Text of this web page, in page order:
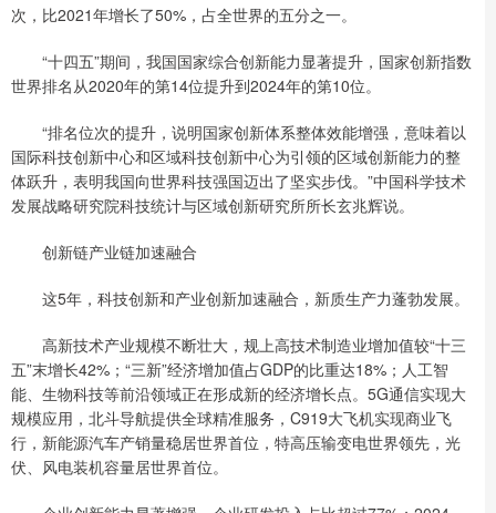
次，比2021年增长了50%，占全世界的五分之一。
“十四五”期间，我国国家综合创新能力显著提升，国家创新指数
世界排名从2020年的第14位提升到2024年的第10位。
“排名位次的提升，说明国家创新体系整体效能增强，意味着以
国际科技创新中心和区域科技创新中心为引领的区域创新能力的整
体跃升，表明我国向世界科技强国迈出了坚实步伐。”中国科学技术
发展战略研究院科技统计与区域创新研究所所长玄兆辉说。
创新链产业链加速融合
这5年，科技创新和产业创新加速融合，新质生产力蓬勃发展。
高新技术产业规模不断壮大，规上高技术制造业增加值较“十三
五”末增长42%；“三新”经济增加值占GDP的比重达18%；人工智
能、生物科技等前沿领域正在形成新的经济增长点。5G通信实现大
规模应用，北斗导航提供全球精准服务，C919大飞机实现商业飞
行，新能源汽车产销量稳居世界首位，特高压输变电世界领先，光
伏、风电装机容量居世界首位。